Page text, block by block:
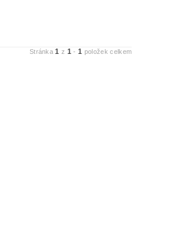
Stránka1 z 1 -1 položek celkem